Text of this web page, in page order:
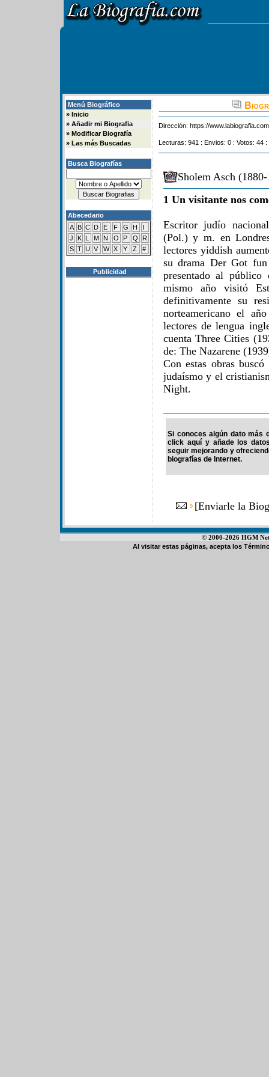
Menú Biográfico
» Inicio
» Añadir mi Biografia
» Modificar Biografía
» Las más Buscadas
Busca Biografías
Abecedario
A B C D E F G H
I
J
K L M N O P Q
R
S T U V W X Y Z #
Publicidad
Dirección: https://
Lecturas: 941 : Envios: 0 : Votos: 44
Sholem Asch
1 Un visitante nos
Escritor judío
(Pol.) y m. en
lectores yiddish
su drama Der Got
presentado al
mismo año visitó
definitivamente su
norteamericano el
lectores de lengua
cuenta Three Cities
de: The Nazarene
Con estas obras
judaísmo y el
Night.
Si conoces algún dato más
click aquí y añade los
seguir mejorando y
biografías de Internet.
[Enviarle la
© 2000-2026 HGM
Al visitar estas páginas, acepta los